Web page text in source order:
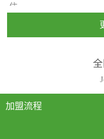
住...
动，人类长时间停留的室
内空间都有整体消毒的需
要。因为空间内人流携带
的、空气...
加盟流程